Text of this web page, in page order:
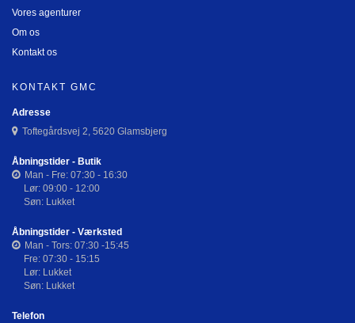
Vores agenturer
Om os
Kontakt os
KONTAKT GMC
Adresse
Toftegårdsvej 2, 5620 Glamsbjerg
Åbningstider - Butik
Man - Fre: 07:30 - 16:30
Lør: 09:00 - 12:00
Søn: Lukket
Åbningstider - Værksted
Man - Tors: 07:30 -15:45
Fre: 07:30 - 15:15
Lør: Lukket
Søn: Lukket
Telefon